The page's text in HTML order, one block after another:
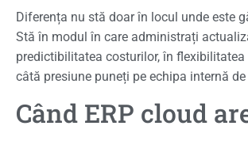
Diferența nu stă doar în locul unde este
Stă în modul în care administrați
predictibilitatea costurilor, în
câtă presiune puneți pe echipa internă de
Când ERP cloud